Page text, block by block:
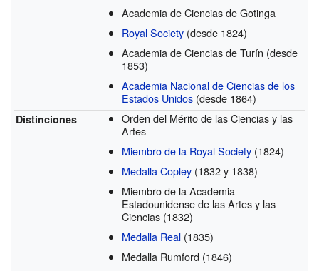
Academia de Ciencias de Gotinga
Royal Society (desde 1824)
Academia de Ciencias de Turín (desde
1853)
Academia Nacional de Ciencias de los
Estados Unidos (desde 1864)
Distinciones
Orden del Mérito de las Ciencias y las
Artes
Miembro de la Royal Society (1824)
Medalla Copley (1832 y 1838)
Miembro de la Academia
Estadounidense de las Artes y las
Ciencias (1832)
Medalla Real (1835)
Medalla Rumford (1846)